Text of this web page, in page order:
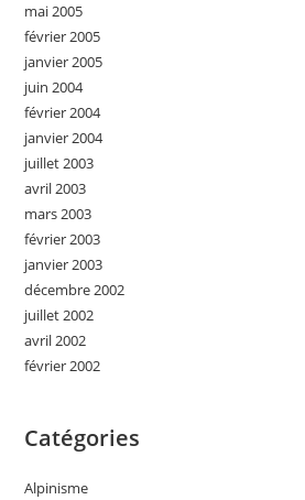
mai 2005
février 2005
janvier 2005
juin 2004
février 2004
janvier 2004
juillet 2003
avril 2003
mars 2003
février 2003
janvier 2003
décembre 2002
juillet 2002
avril 2002
février 2002
Catégories
Alpinisme